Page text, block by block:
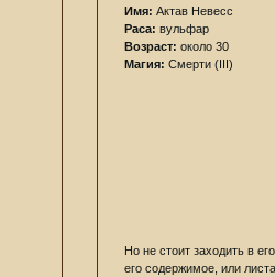
Имя: Актав Невесс
Раса: вульфар
Возраст: около 30
Магия: Смерти (III)
Но не стоит заходить в
его содержимое, или